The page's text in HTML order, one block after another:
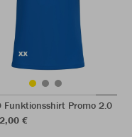
Funktionsshirt Promo 2.0
€